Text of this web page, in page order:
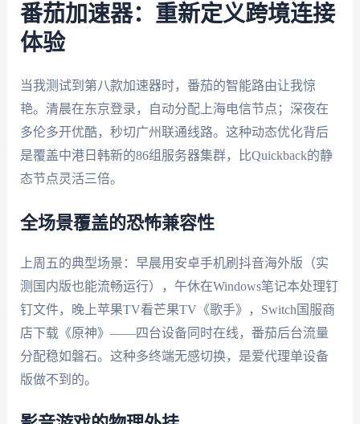
番茄加速器：重新定义跨境连接
体验
当我测试到第八款加速器时，番茄的智能路由让我惊
艳。清晨在东京登录，自动分配上海电信节点；深夜在
多伦多开优酷，秒切广州联通线路。这种动态优化背后
是覆盖中港日韩新的86组服务器集群，比Quickback的静
态节点灵活三倍。
全场景覆盖的恐怖兼容性
上周五的典型场景：早晨用安卓手机刷抖音海外版（实
测国内版也能流畅运行），午休在Windows笔记本处理钉
钉文件，晚上苹果TV看芒果TV《歌手》，Switch国服商
店下载《原神》——四台设备同时在线，番茄后台流量
分配稳如磐石。这种多终端无感切换，是爱代理单设备
版做不到的。